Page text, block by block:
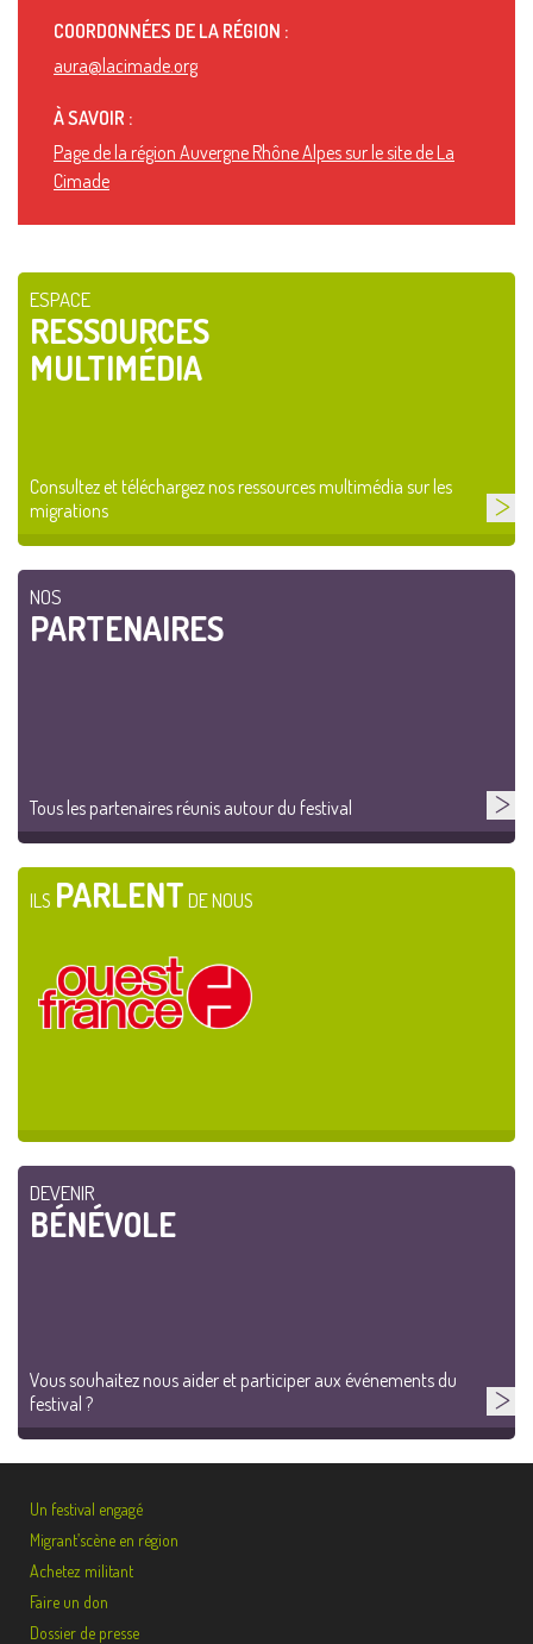
COORDONNÉES DE LA RÉGION :
aura@lacimade.org
À SAVOIR :
Page de la région Auvergne Rhône Alpes sur le site de La
Cimade
ESPACE
RESSOURCES
MULTIMÉDIA
Consultez et téléchargez nos ressources multimédia sur les
migrations
NOS
PARTENAIRES
Tous les partenaires réunis autour du festival
ILS PARLENT DE NOUS
DEVENIR
BÉNÉVOLE
Vous souhaitez nous aider et participer aux événements du
festival ?
Un festival engagé
Migrant’scène en région
Achetez militant
Faire un don
Dossier de presse